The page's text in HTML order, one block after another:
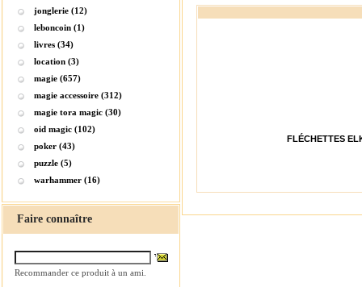
jonglerie (12)
leboncoin (1)
livres (34)
location (3)
magie (657)
magie accessoire (312)
magie tora magic (30)
oid magic (102)
poker (43)
puzzle (5)
warhammer (16)
Faire connaître
Recommander ce produit à un ami.
FLÉCHETTES